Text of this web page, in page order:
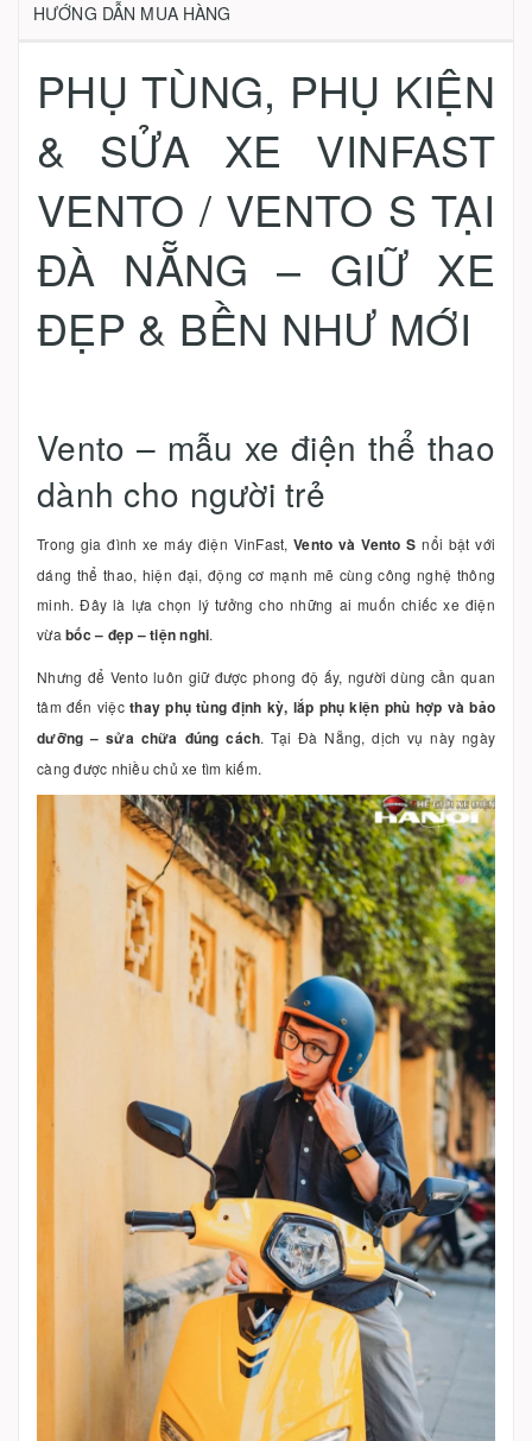
HƯỚNG DẪN MUA HÀNG
PHỤ TÙNG, PHỤ KIỆN
& SỬA XE VINFAST
VENTO / VENTO S TẠI
ĐÀ NẴNG – GIỮ XE
ĐẸP & BỀN NHƯ MỚI
Vento – mẫu xe điện thể thao
dành cho người trẻ
Trong gia đình xe máy điện VinFast,Vento và Vento S nổi bật với
dáng thể thao, hiện đại, động cơ mạnh mẽ cùng công nghệ thông
minh. Đây là lựa chọn lý tưởng cho những ai muốn chiếc xe điện
vừa bốc – đẹp – tiện nghi.
Nhưng để Vento luôn giữ được phong độ ấy, người dùng cần quan
tâm đến việcthay phụ tùng định kỳ, lắp phụ kiện phù hợp và bảo
dưỡng – sửa chữa đúng cách. Tại Đà Nẵng, dịch vụ này ngày
càng được nhiều chủ xe tìm kiếm.